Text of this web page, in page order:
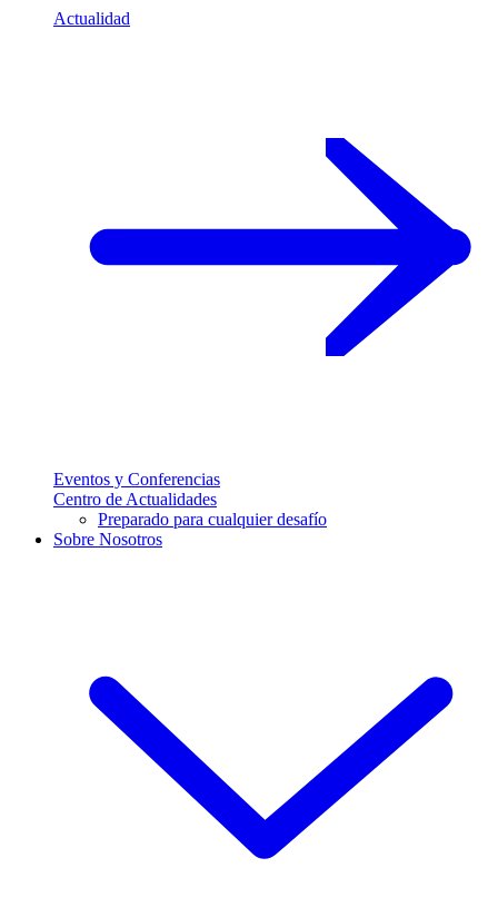
Actualidad
Eventos y Conferencias
Centro de Actualidades
Preparado para cualquier desafío
Sobre Nosotros